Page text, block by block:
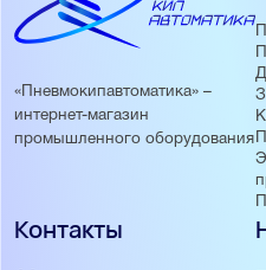
«Пневмокипавтоматика» –
интернет-магазин
промышленного оборудования
Контакты